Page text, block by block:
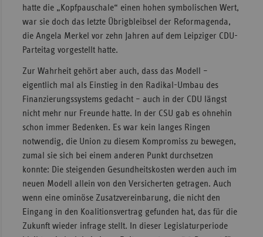
hatte die „Kopfpauschale“ einen hohen symbolischen Wert,
war sie doch das letzte Übrigbleibsel der Reformagenda,
die Angela Merkel vor zehn Jahren auf dem Leipziger CDU-
Parteitag vorgestellt hatte.
Zur Wahrheit gehört aber auch, dass das Modell –
eigentlich mal als Einstieg in den Radikal-Umbau des
Finanzierungssystems gedacht – auch in der CDU längst
nicht mehr nur Freunde hatte. In der CSU gab es ohnehin
schon immer Bedenken. Es war kein langes Ringen
notwendig, die Union zu diesem Kompromiss zu bewegen,
zumal sie sich bei einem anderen Punkt durchsetzen
konnte: Die steigenden Gesundheitskosten werden auch im
neuen Modell allein von den Versicherten getragen. Auch
wenn eine ominöse Zusatzvereinbarung, die nicht den
Eingang in den Koalitionsvertrag gefunden hat, das für die
Zukunft wieder infrage stellt. In dieser Legislaturperiode